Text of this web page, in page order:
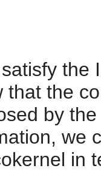
the
that the
by
we
in